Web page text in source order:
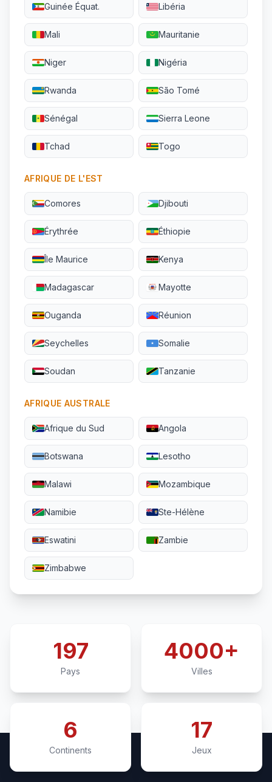
Guinée Équat. Libéria
Mali Mauritanie
Niger Nigéria
Rwanda São Tomé
Sénégal Sierra Leone
Tchad Togo
AFRIQUE DE L'EST
Comores Djibouti
Érythrée Éthiopie
Île Maurice Kenya
Madagascar Mayotte
Ouganda Réunion
Seychelles Somalie
Soudan Tanzanie
AFRIQUE AUSTRALE
Afrique du Sud Angola
Botswana Lesotho
Malawi Mozambique
Namibie Ste-Hélène
Eswatini Zambie
Zimbabwe
197
Pays
4000+
Villes
6
Continents
17
Jeux